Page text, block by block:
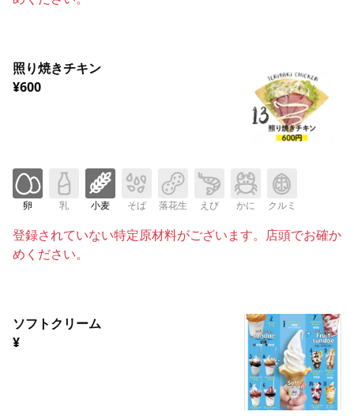
照り焼きチキン
¥600
卵 乳 小麦 そば 落花生 えび かに クルミ
登録されていない特定原材料がございます。店頭でお確か
めください。
ソフトクリーム
¥